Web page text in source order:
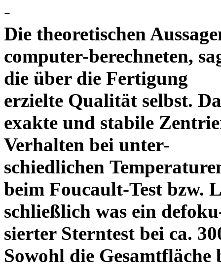
-
Die theoretischen
computer-berechneten,
die über die Fertigung
erzielte Qualität selbst.
exakte und stabile
Verhalten bei unter-
schiedlichen
beim Foucault-Test bzw.
schließlich was ein
sierter Sterntest bei ca.
Sowohl die